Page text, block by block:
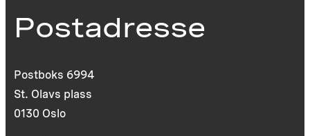
Postadresse
Postboks 6994
St. Olavs plass
0130 Oslo